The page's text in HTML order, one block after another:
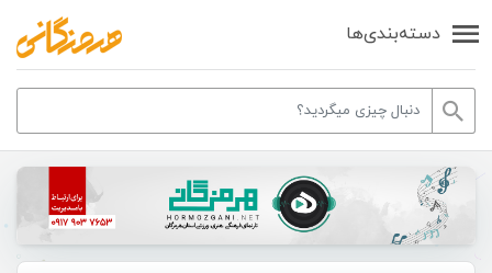
دسته‌بندی‌ها